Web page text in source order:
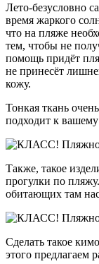
Лето-безусловно
время жаркого
что на пляже
тем, чтобы не
помощь придёт
не принесёт
кожу.
Тонкая ткань
подходит к
Также, такое
прогулки по
обитающих там
Сделать такое
этого предлагаем